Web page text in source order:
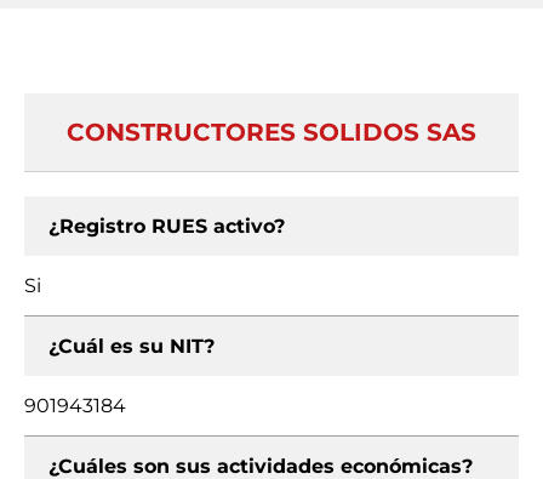
CONSTRUCTORES SOLIDOS SAS
¿Registro RUES activo?
Si
¿Cuál es su NIT?
901943184
¿Cuáles son sus actividades económicas?